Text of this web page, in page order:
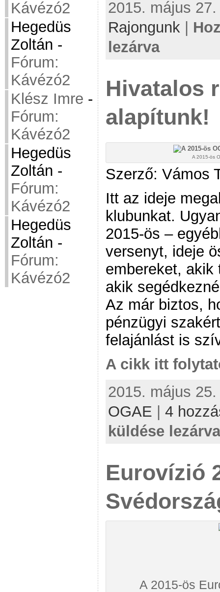
Kávézó2
Hegedüs
Zoltán -
Fórum:
Kávézó2
Klész Imre -
Fórum:
Kávézó2
Hegedüs
Zoltán -
Fórum:
Kávézó2
Hegedüs
Zoltán -
Fórum:
Kávézó2
2015. május
Rajongunk |
lezárva
Hivatalos
alapítunk!
A 2015-ös
Szerző: Vámos
Itt az ideje
klubunkat.
2015-ös –
versenyt, ideje
embereket, akik
akik
Az már biztos,
pénzügyi
felajánlást is
A cikk itt
2015. május
OGAE | 4
küldése
Eurovízió
A 2015-ös